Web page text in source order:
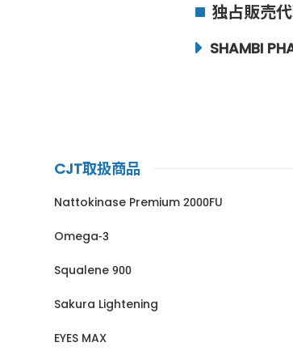
独占販売
SHAMBI
CJT取扱商品
Nattokinase Premium 2000FU
Omega-3
Squalene 900
Sakura Lightening
EYES MAX